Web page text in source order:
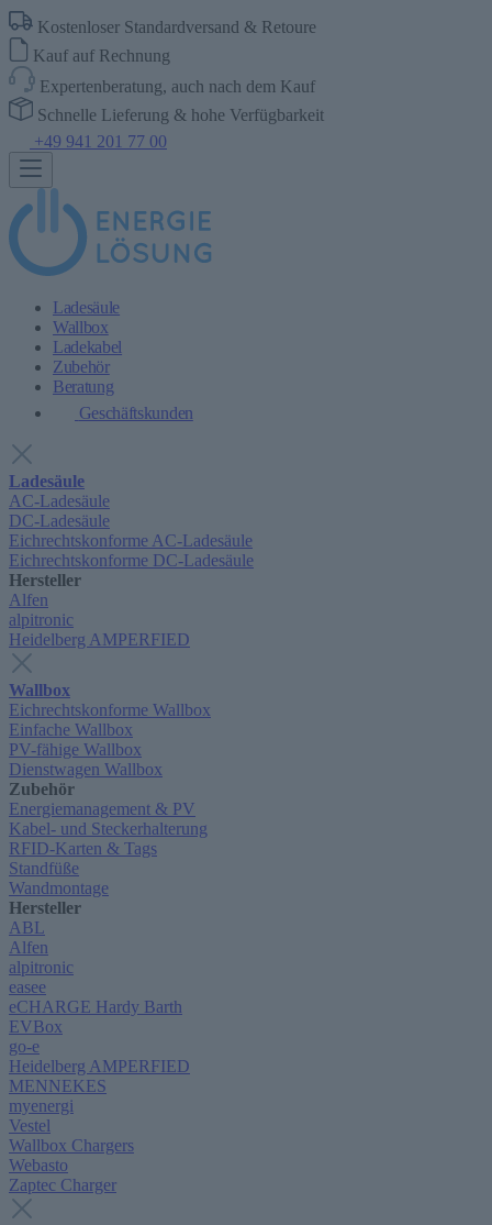
Kostenloser Standardversand & Retoure
Kauf auf Rechnung
Expertenberatung, auch nach dem Kauf
Schnelle Lieferung & hohe Verfügbarkeit
+49 941 201 77 00
Ladesäule
Wallbox
Ladekabel
Zubehör
Beratung
Geschäftskunden
Ladesäule
AC-Ladesäule
DC-Ladesäule
Eichrechtskonforme AC-Ladesäule
Eichrechtskonforme DC-Ladesäule
Hersteller
Alfen
alpitronic
Heidelberg AMPERFIED
Wallbox
Eichrechtskonforme Wallbox
Einfache Wallbox
PV-fähige Wallbox
Dienstwagen Wallbox
Zubehör
Energiemanagement & PV
Kabel- und Steckerhalterung
RFID-Karten & Tags
Standfüße
Wandmontage
Hersteller
ABL
Alfen
alpitronic
easee
eCHARGE Hardy Barth
EVBox
go-e
Heidelberg AMPERFIED
MENNEKES
myenergi
Vestel
Wallbox Chargers
Webasto
Zaptec Charger